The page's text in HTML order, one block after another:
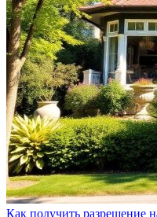
Как получить разрешение